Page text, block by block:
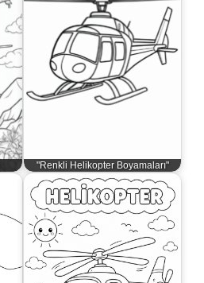
"Renkli Helikopter Boyamaları"